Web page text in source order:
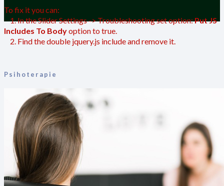
To fix it you can:
1. In the Slider Settings -> Troubleshooting set option:Put JS
Includes To Bodyoption to true.
2. Find the double jquery.js include and remove it.
Psihoterapie